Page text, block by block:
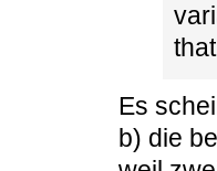
Es
b) die